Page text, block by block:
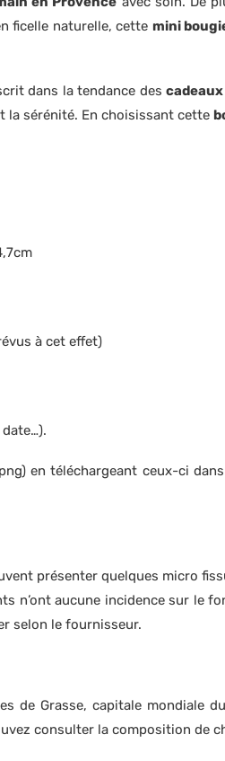
ficelle naturelle, cette mini
dans la tendance des
la sérénité. En choisissant cette
à cet effet)
en téléchargeant ceux-ci
présenter quelques micro
n’ont aucune incidence sur
selon le fournisseur.
de Grasse, capitale mondiale
consulter la composition de